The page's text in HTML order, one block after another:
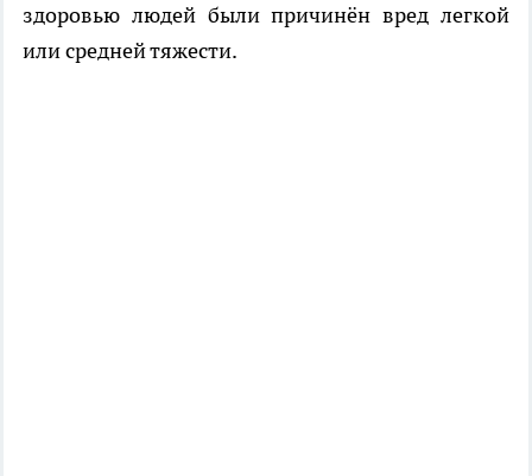
здоровью людей были причинён вред легкой
или средней тяжести.